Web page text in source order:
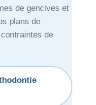
de gencives et
plans de
de